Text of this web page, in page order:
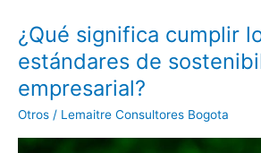
¿Qué significa cumplir
estándares de
empresarial?
Otros / Lemaitre Consultores Bogota
¿Qué
significa
cumplir
los
estándares